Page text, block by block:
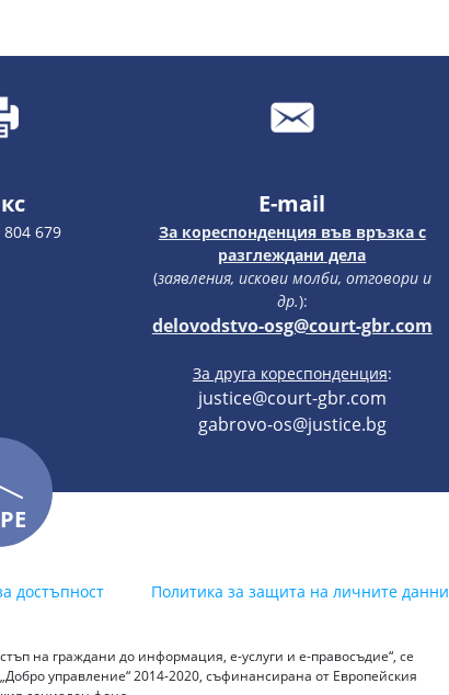
804 679
E-mail
За кореспонденция във връзка с
разглеждани дела
(заявления, искови молби, отговори и
др.):
delovodstvo-osg@court-gbr.com
За друга кореспонденция:
justice@court-gbr.com
gabrovo-os@justice.bg
достъпност Политика за защита на личните данни
на граждани до информация, е-услуги и е-правосъдие“, се
управление“ 2014-2020, съфинансирана от Европейския